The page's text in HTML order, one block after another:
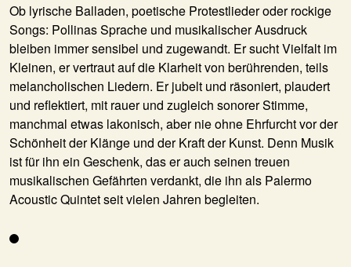
Ob lyrische Balladen, poetische Protestlieder oder rockige
Songs: Pollinas Sprache und musikalischer Ausdruck
bleiben immer sensibel und zugewandt. Er sucht Vielfalt im
Kleinen, er vertraut auf die Klarheit von berührenden, teils
melancholischen Liedern. Er jubelt und räsoniert, plaudert
und reflektiert, mit rauer und zugleich sonorer Stimme,
manchmal etwas lakonisch, aber nie ohne Ehrfurcht vor der
Schönheit der Klänge und der Kraft der Kunst. Denn Musik
ist für ihn ein Geschenk, das er auch seinen treuen
musikalischen Gefährten verdankt, die ihn als Palermo
Acoustic Quintet seit vielen Jahren begleiten.